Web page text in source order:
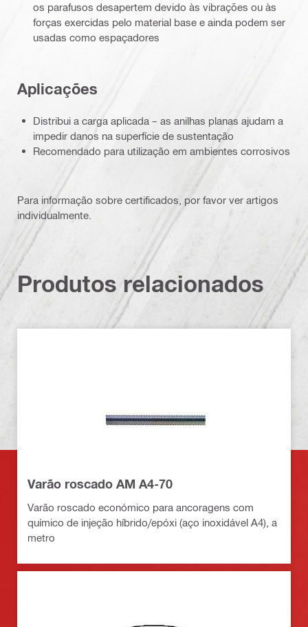
os parafusos desapertem devido às vibrações ou às
forças exercidas pelo material base e ainda podem ser
usadas como espaçadores
Aplicações
Distribui a carga aplicada – as anilhas planas ajudam a
impedir danos na superfície de sustentação
Recomendado para utilização em ambientes corrosivos
Para informação sobre certificados, por favor ver artigos
individualmente.
Produtos relacionados
Varão roscado AM A4-70
Varão roscado económico para ancoragens com
químico de injeção híbrido/epóxi (aço inoxidável A4), a
metro